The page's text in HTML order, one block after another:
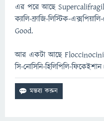
এর পরে আছে
ক্যালি-ফ্রাজি-লিস্টিক-
Good.
আর একটা আছে
সি-নোসিনি-হিলিপিলি-ফিকেইশান।